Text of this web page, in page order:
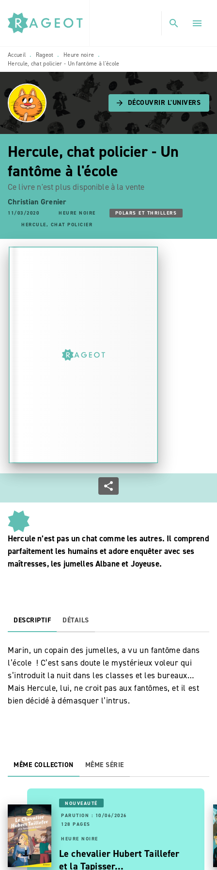
MENU RECHERCHE
PIED DE PAGE
search menu
Accueil • Rageot • Heure noire •
Hercule, chat policier - Un fantôme à l'école
arrow_forward DÉCOUVRIR L'UNIVERS
Hercule, chat policier - Un
fantôme à l'école
Ce livre n'est plus disponible à la vente
Christian Grenier
11/03/2020 HEURE NOIRE
POLARS ET THRILLERS
HERCULE, CHAT POLICIER
Hercule n’est pas un chat comme les autres. Il comprend
parfaitement les humains et adore enquêter avec ses
maîtresses, les jumelles Albane et Joyeuse.
DESCRIPTIF DÉTAILS
Marin, un copain des jumelles, a vu un fantôme dans
l’école ! C’est sans doute le mystérieux voleur qui
s’introduit la nuit dans les classes et les bureaux…
Mais Hercule, lui, ne croit pas aux fantômes, et il est
bien décidé à démasquer l’intrus.
MÊME COLLECTION MÊME SÉRIE
NOUVEAUTÉ
PARUTION : 10/06/2026
128 PAGES
HEURE NOIRE
Le chevalier Hubert Taillefer
et la Tapisser…